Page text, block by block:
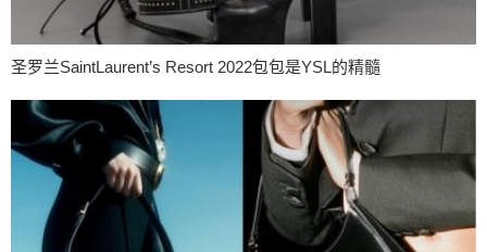
圣罗兰SaintLaurent’s Resort 2022包包是YSL的精髓